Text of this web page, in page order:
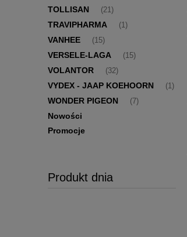
TOLLISAN (21)
TRAVIPHARMA (1)
VANHEE (15)
VERSELE-LAGA (15)
VOLANTOR (32)
VYDEX - JAAP KOEHOORN (1)
WONDER PIGEON (7)
Nowości
Promocje
Produkt dnia